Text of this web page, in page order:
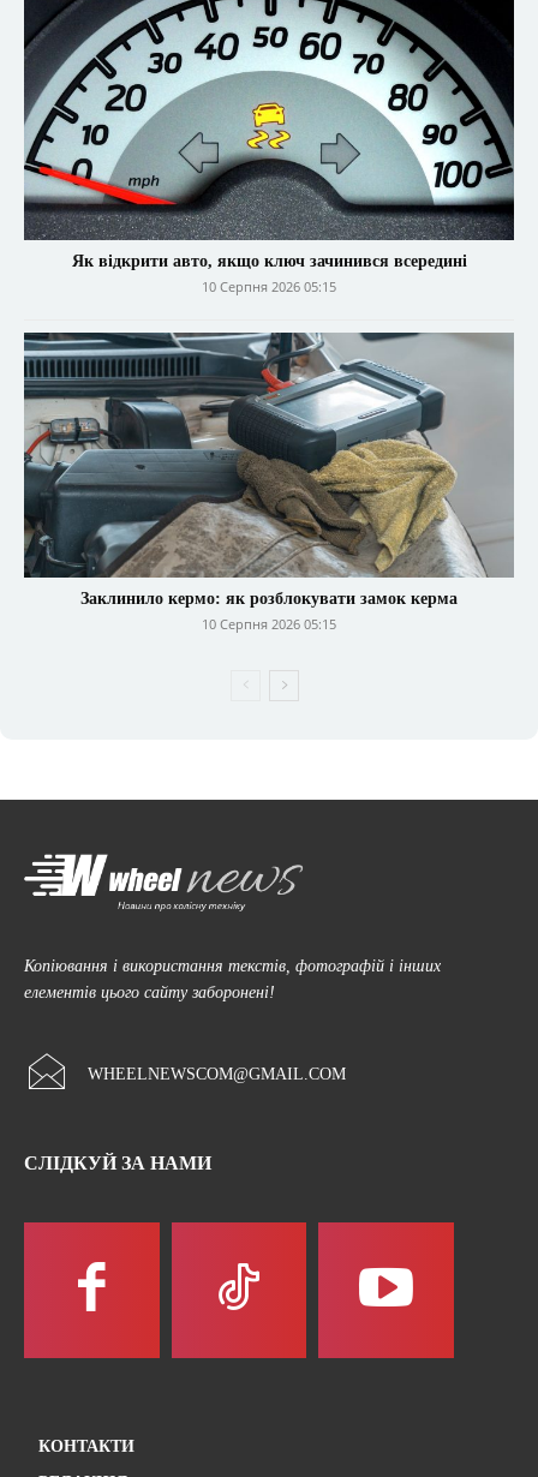
Як відкрити авто, якщо ключ зачинився всередині
10 Серпня 2026 05:15
Заклинило кермо: як розблокувати замок керма
10 Серпня 2026 05:15
Копіювання і використання текстів, фотографій і інших
елементів цього сайту заборонені!
WHEELNEWSCOM@GMAIL.COM
СЛІДКУЙ ЗА НАМИ
КОНТАКТИ